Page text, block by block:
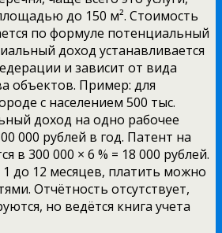
до 150 м². Стоимость
по формуле потенциальный
доход устанавливается
и зависит от вида
объектов. Пример: для
с населением 500 тыс.
доход на одно рабочее
000 рублей в год. Патент на
в 300 000 × 6 % = 18 000 рублей.
до 12 месяцев, платить можно
Отчётность отсутствует,
но ведётся книга учета